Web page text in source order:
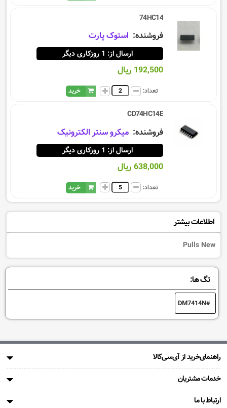
74HC14
فروشنده: استوک پارت
ارسال از: 1 روزکاری دیگر
192,500 ریال
تعداد: خرید
CD74HC14E
فروشنده: میکرو سنتر الکترونیک
ارسال از: 1 روزکاری دیگر
638,000 ریال
تعداد: خرید
اطلاعات بیشتر
Pulls New
تگ ها:
DM7414N
راهنمای‌خرید از آی‌سی‌کالا
خدمات مشتریان
ارتباط با ما